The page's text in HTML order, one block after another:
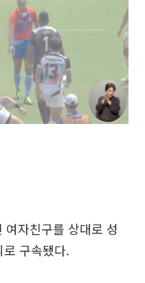
여자친구를 상대로 성
구속됐다.